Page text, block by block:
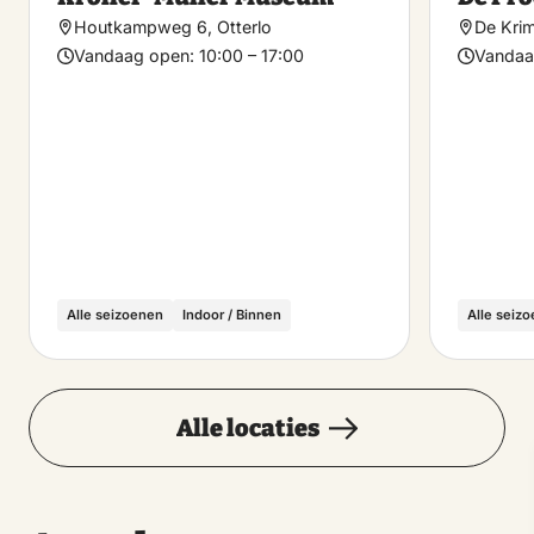
Houtkampweg 6, Otterlo
Vandaag open: 10:00 – 17:00
Alle seizoenen Indoor / Binnen
De
Alle
Alle locaties